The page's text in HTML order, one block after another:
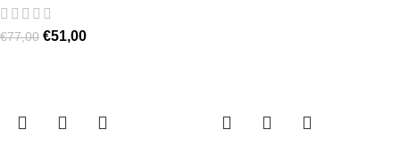
€77,00 €51,00